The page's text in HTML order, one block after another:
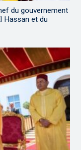
du gouvernement
Hassan et du